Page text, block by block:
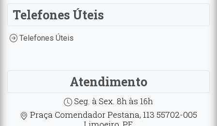
Telefones Úteis
Telefones Úteis
Atendimento
Seg. à Sex. 8h às 16h
Praça Comendador Pestana, 113 55702-005